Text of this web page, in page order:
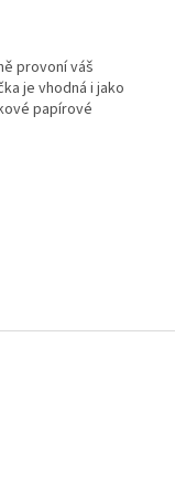
provoní váš
je vhodná i jako
papírové